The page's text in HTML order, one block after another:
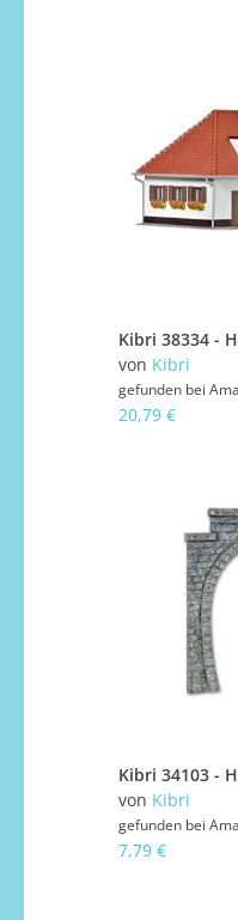
von Kibri
gefunden bei
20,79 €
von Kibri
gefunden bei
7,79 €